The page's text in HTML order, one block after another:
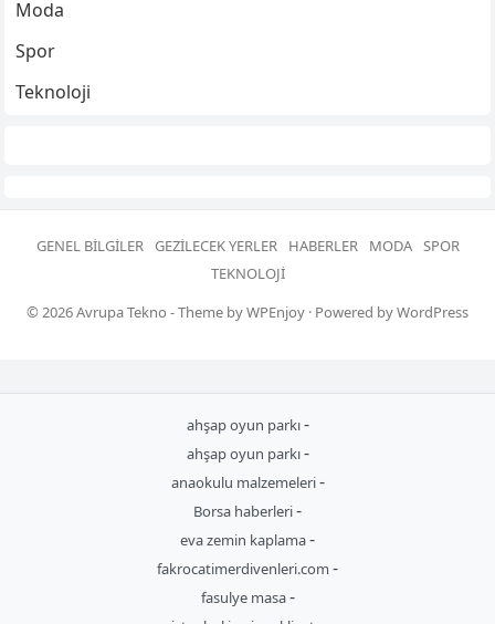
Moda
Spor
Teknoloji
GENEL BILGILER GEZILECEK YERLER HABERLER MODA SPOR
TEKNOLOJI
© 2026Avrupa Tekno - Theme byWPEnjoy · Powered byWordPress
ahşap oyun parkı-
ahşap oyun parkı-
anaokulu malzemeleri-
Borsa haberleri-
eva zemin kaplama-
fakrocatimerdivenleri.com -
fasulye masa-